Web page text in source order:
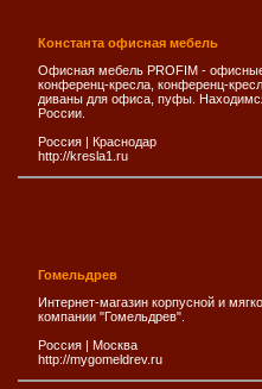
Константа офисная мебель
Офисная мебель PROFIM - офисные
конференц-кресла, конференц-
диваны для офиса, пуфы.
России.
Россия | Краснодар
http://kresla1.ru
Гомельдрев
Интернет-магазин корпусной и
компании "Гомельдрев".
Россия | Москва
http://mygomeldrev.ru